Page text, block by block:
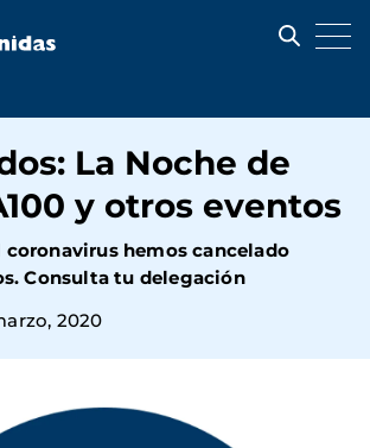
La Noche de
y otros eventos
coronavirus hemos cancelado
Consulta tu delegación
2020